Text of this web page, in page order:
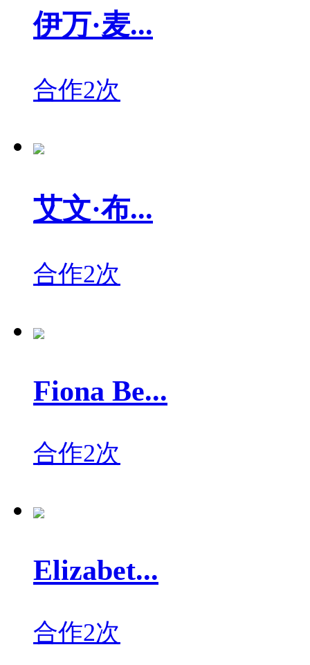
伊万·麦...
合作2次
艾文·布...
合作2次
Fiona Be...
合作2次
Elizabet...
合作2次